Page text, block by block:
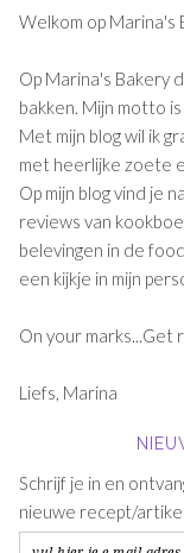
Welkom op Marina's
Op Marina's Bakery
bakken. Mijn motto
Met mijn blog wil ik
met heerlijke zoete
Op mijn blog vind je
reviews van
belevingen in de
een kijkje in mijn
On your marks...Get
Liefs, Marina
Schrijf je in en
nieuwe recept/
vul